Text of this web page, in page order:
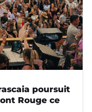
poursuit
Rouge ce